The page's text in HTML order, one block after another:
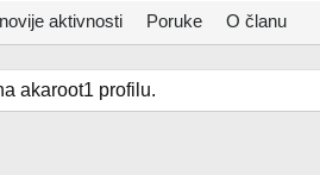
aktivnosti Poruke O članu
akaroot1 profilu.